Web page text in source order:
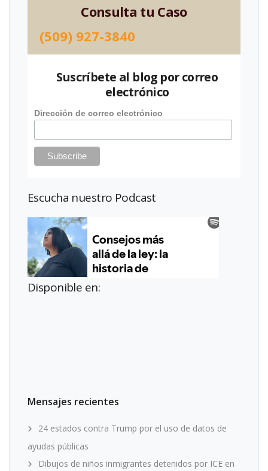
Consulta tu Caso
(509) 927-3840
Suscríbete al blog por correo
electrónico
Dirección de correo electrónico
Escucha nuestro Podcast
Disponible en:
Mensajes recientes
24 estados contra Trump por el uso de datos de
ayudas públicas
Dibujos de niños inmigrantes detenidos por ICE en